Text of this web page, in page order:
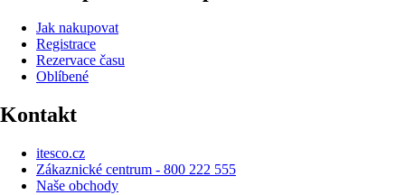
Jak nakupovat
Registrace
Rezervace času
Oblíbené
Kontakt
itesco.cz
Zákaznické centrum - 800 222 555
Naše obchody